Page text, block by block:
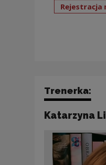
Rejestracja
Trenerka:
Katarzyna